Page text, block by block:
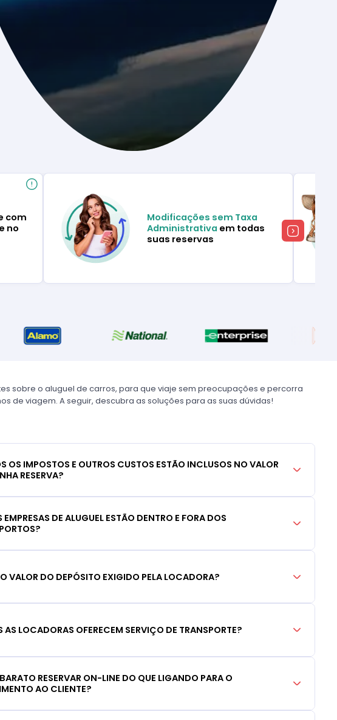
com
no
Modificações sem Taxa
Administrativa em todas
suas reservas
sobre o aluguel de carros, para que viaje sem preocupações e percorra
de viagem. A seguir, descubra as soluções para as suas dúvidas!
OS IMPOSTOS E OUTROS CUSTOS ESTÃO INCLUSOS NO VALOR
RESERVA?
EMPRESAS DE ALUGUEL ESTÃO DENTRO E FORA DOS
VALOR DO DEPÓSITO EXIGIDO PELA LOCADORA?
AS LOCADORAS OFERECEM SERVIÇO DE TRANSPORTE?
RESERVAR ON-LINE DO QUE LIGANDO PARA O
AO CLIENTE?